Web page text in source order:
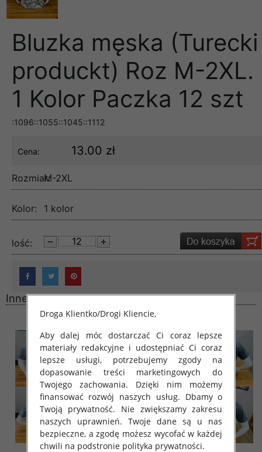
Bluzka męska (Turecki
produckt) Roz M-2XL.
1 Kolor Paczka 12 szt
:1096::1055::1045::1112
Cena: 13.00 zł
Rozmiar:M-2XL
Kolor: 1 kolor
lość:
Inne produkty
Droga Klientko/Drogi Kliencie,
Aby dalej móc dostarczać Ci coraz lepsze
materiały redakcyjne i udostępniać Ci coraz
lepsze usługi, potrzebujemy zgody na
dopasowanie treści marketingowych do
Twojego zachowania. Dzięki nim możemy
finansować rozwój naszych usług. Dbamy o
Twoją prywatność. Nie zwiększamy zakresu
naszych uprawnień. Twoje dane są u nas
bezpieczne, a zgodę możesz wycofać w każdej
chwili na podstronie polityka prywatności.